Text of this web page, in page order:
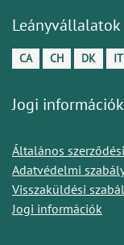
Leányvállalatok
CA CH DK IT
Jogi információk
Általános
Adatvédelmi
Visszaküldési
Jogi információk